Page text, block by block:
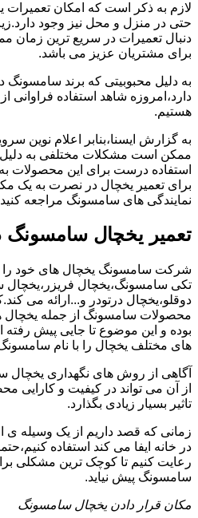
لازم به ذکر است که امکان
حتی در منزل و محل نیز وجود
دنبال تعمیرات در سریع ترین
برای مشتریان عزیز می باشد.
به دلیل محبوبیتی که برند سامسونگ
دارد،امروزه شاهد استفاده
هستیم.
به گزارش ایسنا،بنابر اعلام نوین
ممکن است مشکلات مختلفی به دلیل
استفاده درست برای این محصولات به
برای تعمیر یخچال در نصرت به یک
نمایندگی های سامسونگ مراجعه
تعمیر یخچال
شرکت سامسونگ یخچال های خود را
تکی سامسونگ،یخچال فریزر،یخچال
دوقلو،یخچال درتودر و...ارائه می
محصولات سامسونگ از جمله یخچال
بوده و این موضوع تا جایی پیش
های مختلف یخچال را با نام
آگاهی از روش های نگهداری
از آن می تواند در کیفیت و
تاثیر بسیار زیادی بگذارد.
زمانی که قصد داریم از یک وسیله ی
در خانه ایفا می کند استفاده
رعایت کنیم تا کوچک ترین مشکلی
سامسونگ پیش نیاید.
مکان قرار دادن یخچال سامسونگ